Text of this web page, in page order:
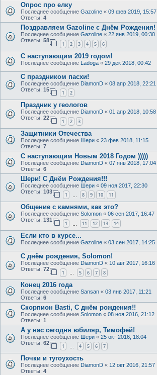
Опрос про елку
Последнее сообщение Gazoline « 09 фев 2019, 15:57
Ответы: 4
Поздравляем Gazoline с Днём Рождения!
Последнее сообщение Gazoline « 22 янв 2019, 00:30
Ответы: 58
1 2 3 4 5 6
С наступающим 2019 годом!
Последнее сообщение Ladoga « 29 дек 2018, 00:42
С праздником пасхи!
Последнее сообщение DiamonD « 08 апр 2018, 22:21
Ответы: 15
1 2
Праздник у геологов
Последнее сообщение DiamonD « 01 апр 2018, 10:58
Ответы: 22
1 2 3
Защитники Отечества
Последнее сообщение Шери « 23 фев 2018, 11:15
Ответы: 7
С наступающим Новым 2018 Годом )))))
Последнее сообщение DiamonD « 07 янв 2018, 17:04
Ответы: 6
Шери! С Днём Рождения!!!
Последнее сообщение Шери « 09 ноя 2017, 22:30
Ответы: 103
1 8 9 10 11
Общение с камнями, как это?
Последнее сообщение Solomon « 06 сен 2017, 16:47
Ответы: 131
1 11 12 13 14
Если кто в курсе...
Последнее сообщение Gazoline « 03 сен 2017, 14:25
С днём рождения, Solomon!
Последнее сообщение DiamonD « 10 авг 2017, 16:16
Ответы: 72
1 … 5 6 7 8
Конец 2016 года
Последнее сообщение Sansan « 03 янв 2017, 11:21
Ответы: 6
Скорпион Basti, С днём рождения!!
Последнее сообщение Solomon « 08 ноя 2016, 21:12
Ответы: 1
А у нас сегодня юбиляр, Тимофей!
Последнее сообщение Шери « 25 окт 2016, 18:04
Ответы: 62
1 4 5 6 7
Почки и тугоухость
Последнее сообщение DiamonD « 12 окт 2016, 21:57
Ответы: 4